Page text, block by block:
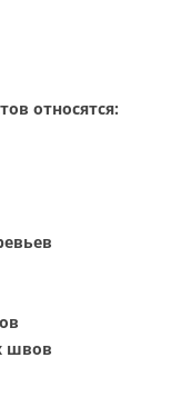
относятся:
швов